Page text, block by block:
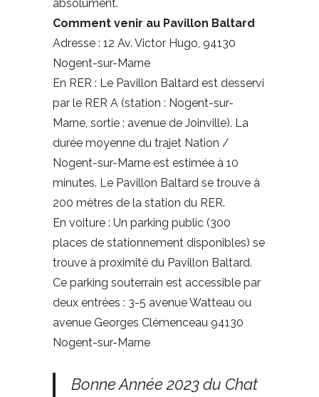
absolument.
Comment venir au Pavillon Baltard
Adresse : 12 Av. Victor Hugo, 94130
Nogent-sur-Marne
En RER : Le Pavillon Baltard est desservi
par le RER A (station : Nogent-sur-
Marne, sortie : avenue de Joinville). La
durée moyenne du trajet Nation /
Nogent-sur-Marne est estimée à 10
minutes. Le Pavillon Baltard se trouve à
200 mètres de la station du RER.
En voiture : Un parking public (300
places de stationnement disponibles) se
trouve à proximité du Pavillon Baltard.
Ce parking souterrain est accessible par
deux entrées : 3-5 avenue Watteau ou
avenue Georges Clémenceau 94130
Nogent-sur-Marne
Bonne Année 2023 du Chat